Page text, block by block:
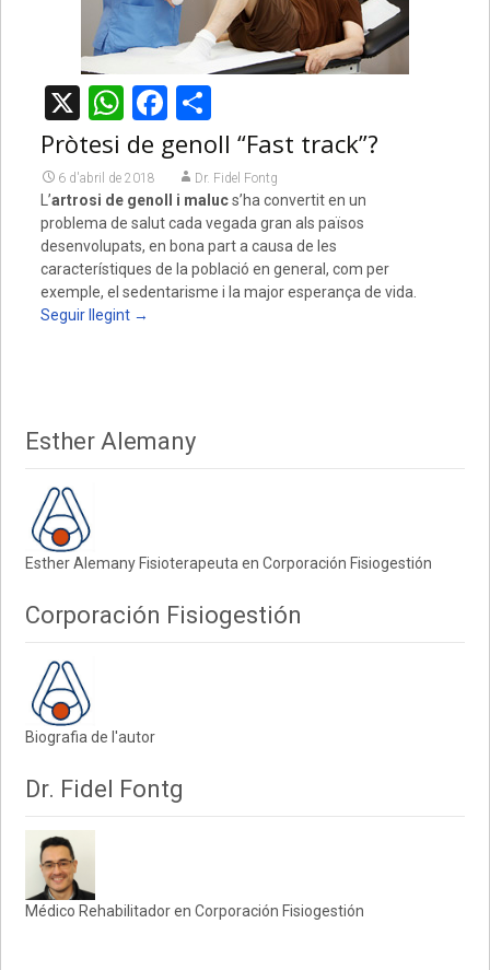
X WhatsApp
Facebook
Pròtesi de genoll “Fast track”?
6 d'abril de 2018 Dr. Fidel Fontg
L’artrosi de genoll i malucs’ha convertit en un
problema de salut cada vegada gran als països
desenvolupats, en bona part a causa de les
característiques de la població en general, com per
exemple, el sedentarisme i la major esperança de vida.
Seguir llegint →
Esther Alemany
Esther Alemany Fisioterapeuta en Corporación Fisiogestión
Corporación Fisiogestión
Biografia de l'autor
Dr. Fidel Fontg
Médico Rehabilitador en Corporación Fisiogestión